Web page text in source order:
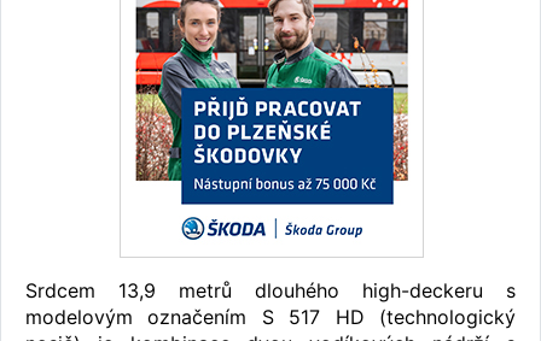
Srdcem 13,9 metrů dlouhého high-deckeru s
modelovým označením S 517 HD (technologický